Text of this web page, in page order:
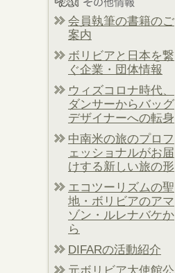
会員執筆の書籍のご
案内
ボリビアと日本を繋
ぐ企業・団体情報
ウィズコロナ時代、
ダンサーからバッグ
デザイナーへの転身
中南米の旅のプロフ
ェッショナルがお届
けする新しい旅の形
エコツーリズムの聖
地・ボリビアのアマ
ゾン・ルレナバケか
ら
DIFARの活動紹介